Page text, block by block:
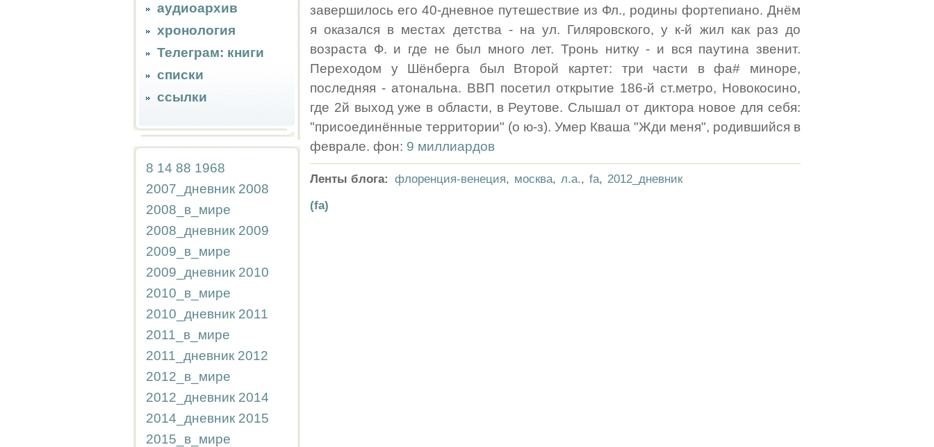
аудиоархив
хронология
Телеграм: книги
списки
ссылки
8 14 88 1968
2007_дневник 2008
2008_в_мире
2008_дневник 2009
2009_в_мире
2009_дневник 2010
2010_в_мире
2010_дневник 2011
2011_в_мире
2011_дневник 2012
2012_в_мире
2012_дневник 2014
2014_дневник 2015
2015_в_мире
завершилось его 40-дневное путешествие из Фл., родины фортепиано. Днём
я оказался в местах детства - на ул. Гиляровского, у к-й жил как раз до
возраста Ф. и где не был много лет. Тронь нитку - и вся паутина звенит.
Переходом у Шёнберга был Второй картет: три части в фа# миноре,
последняя - атональна. ВВП посетил открытие 186-й ст.метро, Новокосино,
где 2й выход уже в области, в Реутове. Слышал от диктора новое для себя:
"присоединённые территории" (о ю-з). Умер Кваша "Жди меня", родившийся в
феврале. фон: 9 миллиардов
Ленты блога: флоренция-венеция, москва, л.а., fa, 2012_дневник
(fa)